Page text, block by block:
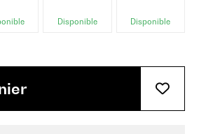
Disponible Disponible